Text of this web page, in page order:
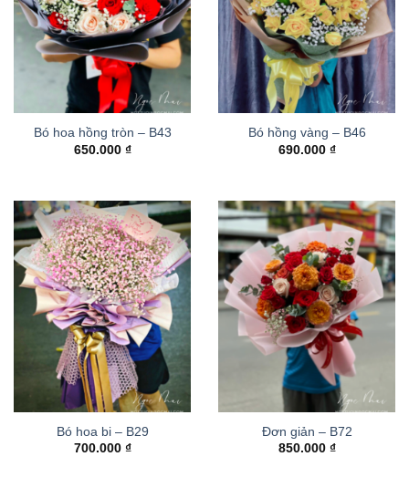
Bó hoa hồng tròn – B43
650.000 ₫
Bó hồng vàng – B46
690.000 ₫
Bó hoa bi – B29
700.000 ₫
Đơn giản – B72
850.000 ₫